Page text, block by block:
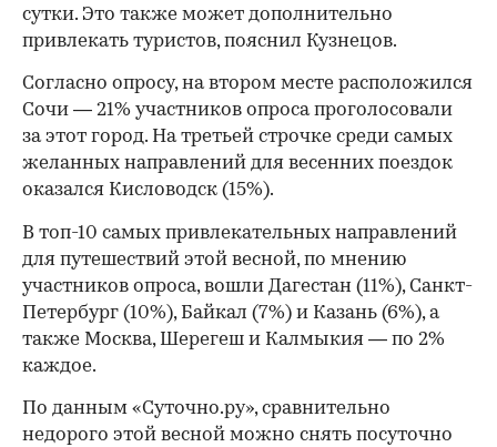
сутки. Это также может дополнительно
привлекать туристов, пояснил Кузнецов.
Согласно опросу, на втором месте расположился
Сочи — 21% участников опроса проголосовали
за этот город. На третьей строчке среди самых
желанных направлений для весенних поездок
оказался Кисловодск (15%).
В топ-10 самых привлекательных направлений
для путешествий этой весной, по мнению
участников опроса, вошли Дагестан (11%), Санкт-
Петербург (10%), Байкал (7%) и Казань (6%), а
также Москва, Шерегеш и Калмыкия — по 2%
каждое.
По данным «Суточно.ру», сравнительно
недорого этой весной можно снять посуточно